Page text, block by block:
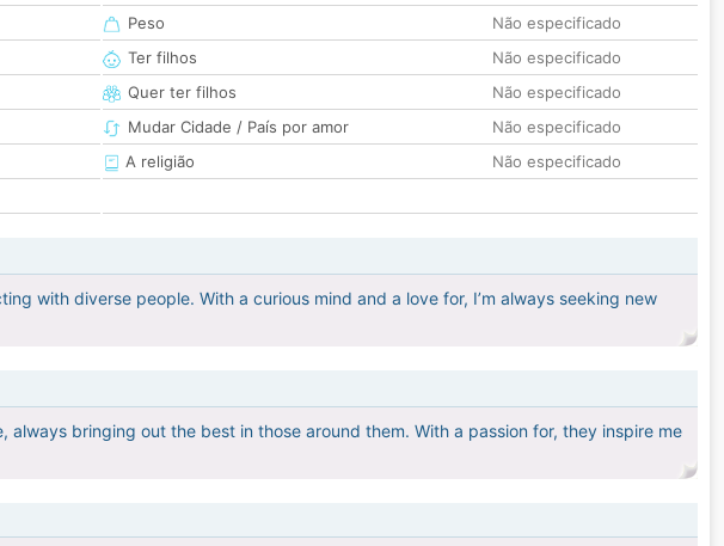
Peso
Não especificado
Ter filhos
Não especificado
Quer ter filhos
Não especificado
Mudar Cidade / País por amor
Não especificado
A religião
Não especificado
with diverse people. With a curious mind and a love for, I’m always seeking new
bringing out the best in those around them. With a passion for, they inspire me